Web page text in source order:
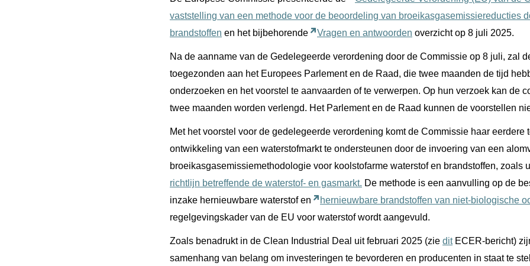
vaststelling van een methode voor de beoordeling van broeikasgasemissiereducties
brandstoffen en het bijbehorende Vragen en antwoorden overzicht op 8 juli 2025.
Na de aanname van de Gedelegeerde verordening door de Commissie op 8 juli, zal
toegezonden aan het Europees Parlement en de Raad, die twee maanden de tijd
onderzoeken en het voorstel te aanvaarden of te verwerpen. Op hun verzoek kan de
twee maanden worden verlengd. Het Parlement en de Raad kunnen de voorstellen
Met het voorstel voor de gedelegeerde verordening komt de Commissie haar eerdere
ontwikkeling van een waterstofmarkt te ondersteunen door de invoering van een
broeikasgasemissiemethodologie voor koolstofarme waterstof en brandstoffen, zoals
richtlijn betreffende de waterstof- en gasmarkt. De methode is een aanvulling op de
inzake hernieuwbare waterstof en
hernieuwbare brandstoffen van niet-biologische
regelgevingskader van de EU voor waterstof wordt aangevuld.
Zoals benadrukt in de Clean Industrial Deal uit februari 2025 (zie ditECER-bericht)
samenhang van belang om investeringen te bevorderen en producenten in staat te